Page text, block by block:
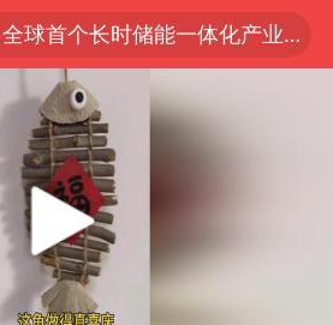
全球首个长时储能一体化产业园量产
出口禁令驱动有色板块大涨